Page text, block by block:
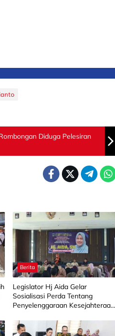
Diduga Pelesiran
Berita
Legislator Hj Aida Gelar
Sosialisasi Perda Tentang
Penyelenggaraan Kesejahteraan